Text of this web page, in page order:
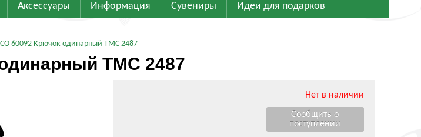
Аксессуары Информация Сувениры Идеи для подарков
60092 Крючок одинарный TMC 2487
TMC 2487
Нет в наличии